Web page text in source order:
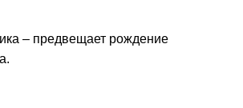
– предвещает рождение